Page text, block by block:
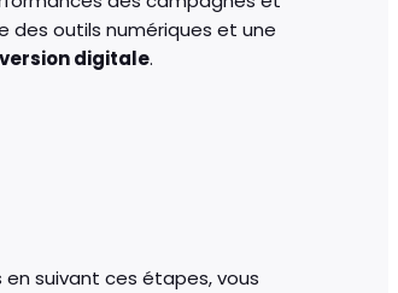
des outils numériques et une
digitale.
suivant ces étapes, vous